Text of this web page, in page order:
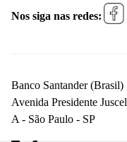
Nos siga nas redes:
Banco Santander
Avenida Presidente
A - São Paulo - SP